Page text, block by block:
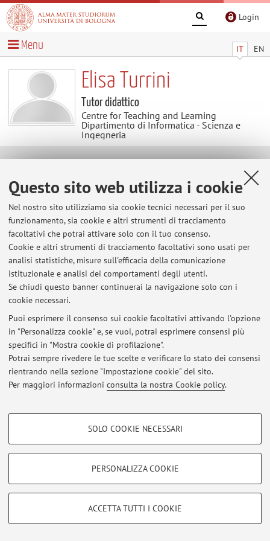
Questo sito web utilizza i cookie
Nel nostro sito utilizziamo sia cookie tecnici necessari per il suo
funzionamento, sia cookie e altri strumenti di tracciamento
facoltativi che potrai attivare solo con il tuo consenso.
Cookie e altri strumenti di tracciamento facoltativi sono usati per
analisi statistiche, misure sull'efficacia della comunicazione
istituzionale e analisi dei comportamenti degli utenti.
Se chiudi questo banner continuerai la navigazione solo con i
cookie necessari.
Puoi esprimere il consenso sui cookie facoltativi attivando l'opzione
in "Personalizza cookie" e, se vuoi, potrai esprimere consensi più
specifici in "Mostra cookie di profilazione".
Potrai sempre rivedere le tue scelte e verificare lo stato dei consensi
rientrando nella sezione "Impostazione cookie" del sito.
Per maggiori informazioni consulta la nostra Cookie policy.
COOKIE DI PROFILAZIONE - FACOLTATIVI
COOKIE TECNICI - NECESSARI
Si tratta di cookie tecnici utilizzati, a titolo esemplificativo, per il corretto
SOLO COOKIE NECESSARI
PERSONALIZZA COOKIE
ACCETTA TUTTI I COOKIE
Login
IT EN
Menu
Elisa Turrini
Tutor didattico
Centre for Teaching and Learning
Dipartimento di Informatica - Scienza e
Ingegneria
Al momento non sono presenti avvisi.
Area riservata
Accedi tramiteloginper gestire tutti i contenuti del sito.
Zamboni, 33 - 40126 Bologna - Partita IVA: 01131710376
Privacy|Note legali |Impostazioni Cookie